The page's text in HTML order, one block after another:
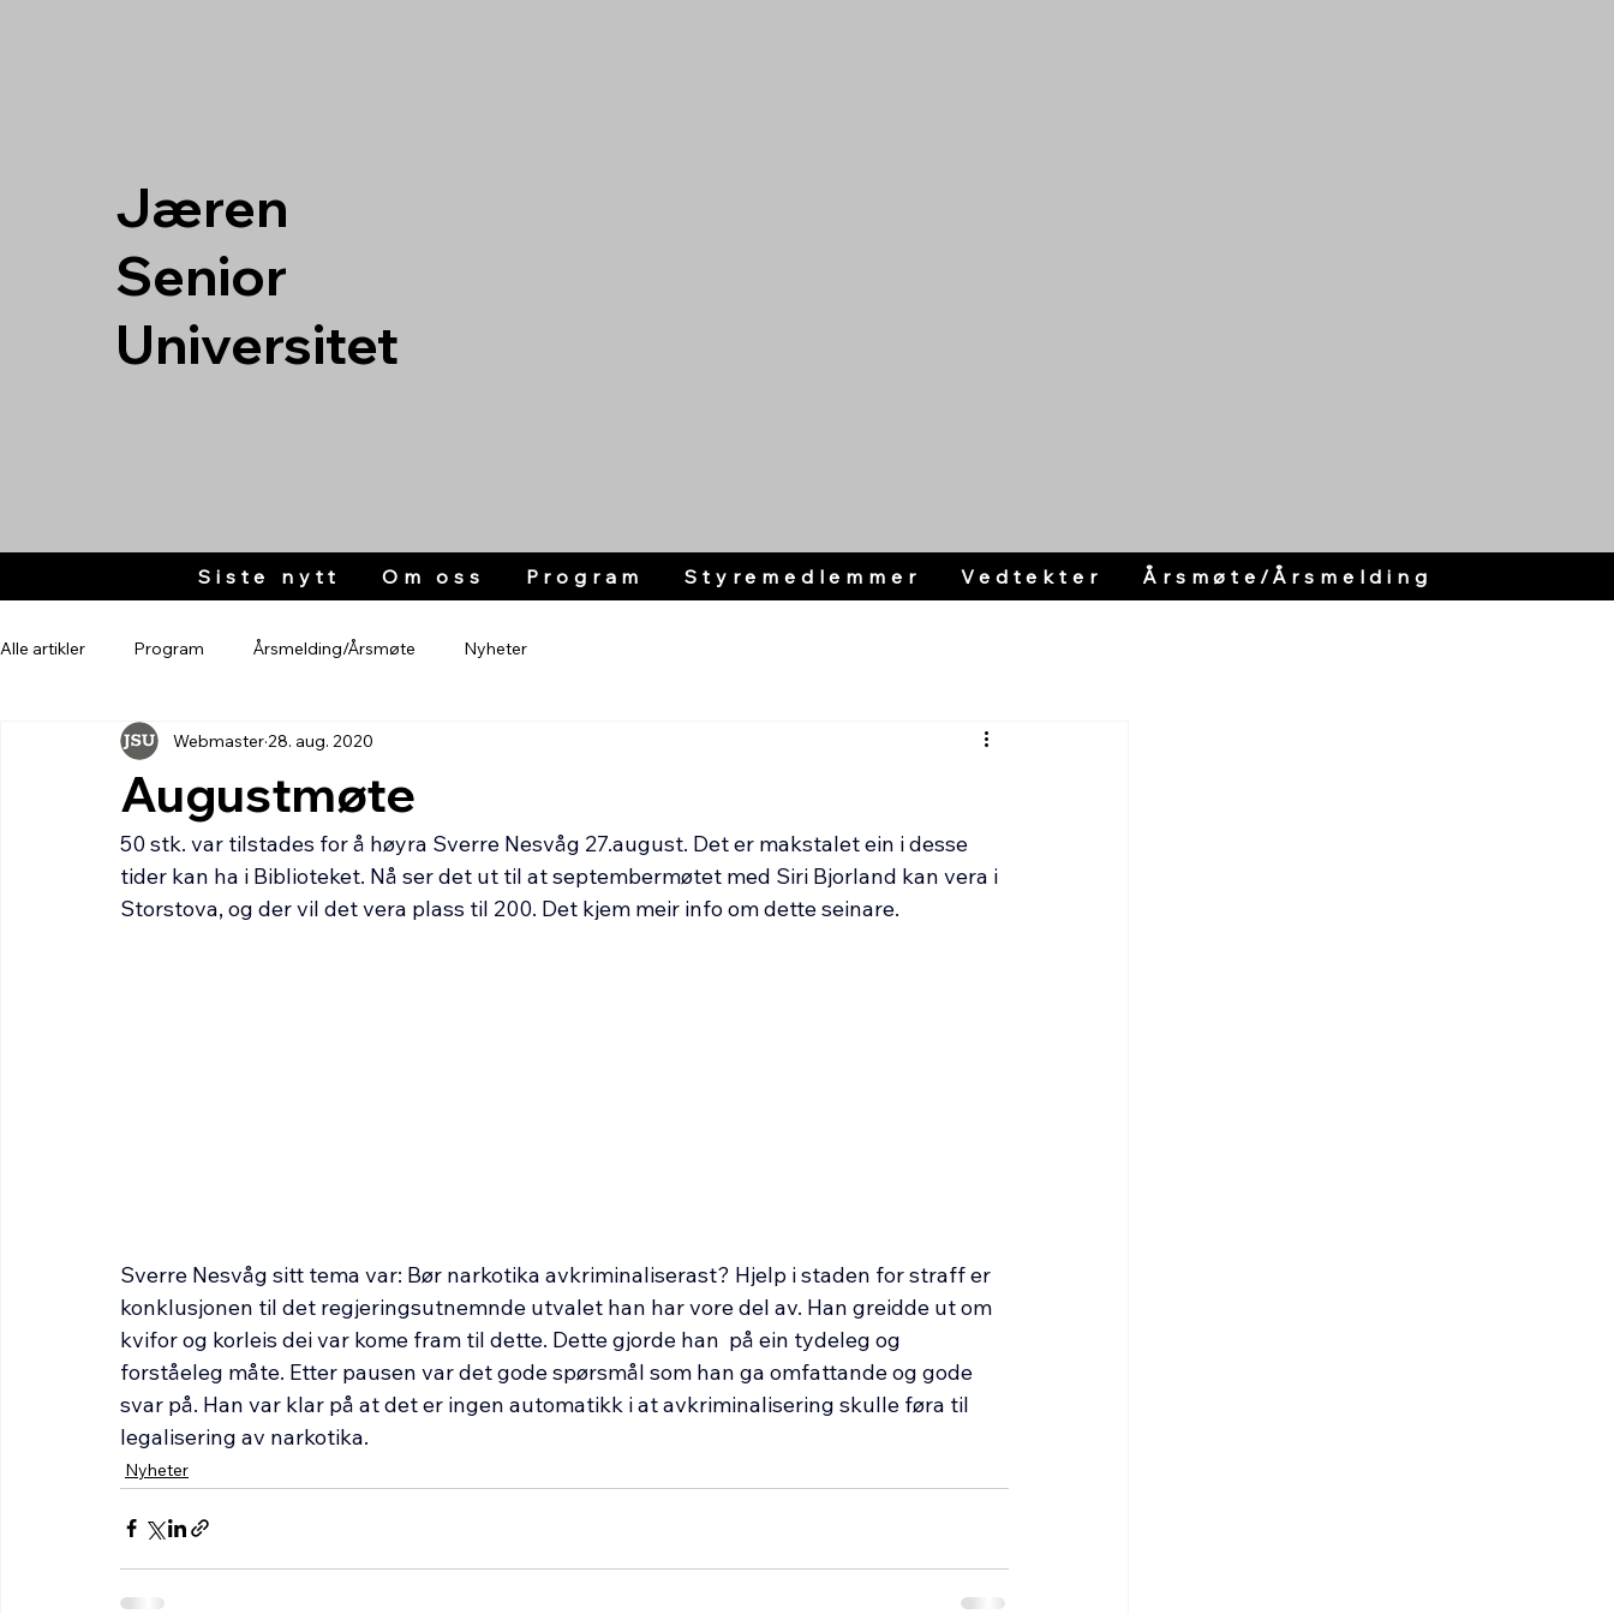
Jæren
Senior
Universitet
Siste nytt Om oss Program Styremedlemmer Vedtekter Årsmøte/Årsmelding
Alle artikler Program Årsmelding/Årsmøte Nyheter
Augustmøte
Webmaster 28. aug. 2020
50 stk. var tilstades for å høyra Sverre Nesvåg 27.august. Det er makstalet ein i desse
tider kan ha i Biblioteket. Nå ser det ut til at septembermøtet med Siri Bjorland kan vera i
Storstova, og der vil det vera plass til 200. Det kjem meir info om dette seinare.
Sverre Nesvåg sitt tema var: Bør narkotika avkriminaliserast? Hjelp i staden for straff er
konklusjonen til det regjeringsutnemnde utvalet han har vore del av. Han greidde ut om
kvifor og korleis dei var kome fram til dette. Dette gjorde han  på ein tydeleg og
forståeleg måte. Etter pausen var det gode spørsmål som han ga omfattande og gode
svar på. Han var klar på at det er ingen automatikk i at avkriminalisering skulle føra til
legalisering av narkotika.
Nyheter